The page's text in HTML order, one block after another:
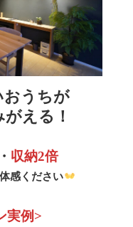
おうちが
がえる！
・ 収納2倍
感ください
実例>